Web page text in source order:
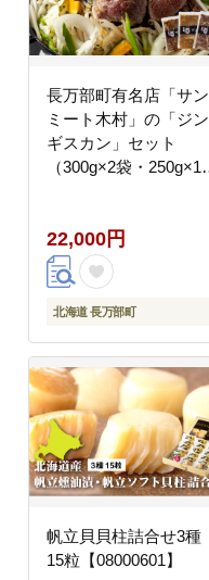
長万部町有名店「サン
ミート木村」の「ジン
ギスカン」セット
（300g×2袋・250g×1
22,000円
北海道 長万部町
帆立貝貝柱詰合せ3種
15粒【08000601】